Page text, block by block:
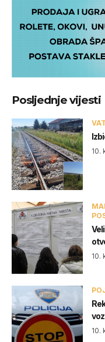
Posljednje vijesti
10.
10.
10.